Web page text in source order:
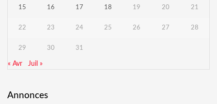
15 16 17 18 19 20 21
22 23 24 25 26 27 28
29 30 31
« Avr Juil »
Annonces